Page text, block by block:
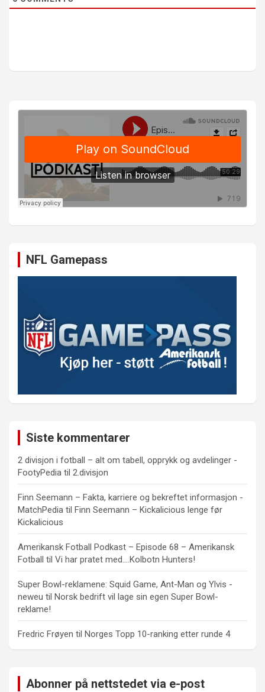
NFL Gamepass
Siste kommentarer
2 divisjon i fotball – alt om tabell, opprykk og avdelinger -
FootyPedia til 2.divisjon
Finn Seemann – Fakta, karriere og bekreftet informasjon -
MatchPedia til Finn Seemann – Kickalicious lenge før
Kickalicious
Amerikansk Fotball Podkast – Episode 68 – Amerikansk
Fotball til Vi har pratet med….Kolbotn Hunters!
Super Bowl-reklamene: Squid Game, Ant-Man og Ylvis -
neweu til Norsk bedrift vil lage sin egen Super Bowl-
reklame!
Fredric Frøyen til Norges Topp 10-ranking etter runde 4
Abonner på nettstedet via e-post